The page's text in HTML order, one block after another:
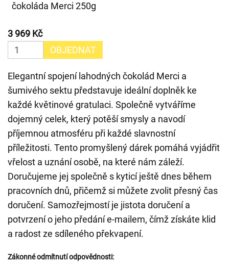
čokoláda Merci 250g
3 969 Kč
OBJEDNAT
Elegantní spojení lahodných čokolád Merci a
šumivého sektu představuje ideální doplněk ke
každé květinové gratulaci. Společně vytváříme
dojemný celek, který potěší smysly a navodí
příjemnou atmosféru při každé slavnostní
příležitosti. Tento promyšlený dárek pomáhá vyjádřit
vřelost a uznání osobě, na které nám záleží.
Doručujeme jej společně s kyticí ještě dnes během
pracovních dnů, přičemž si můžete zvolit přesný čas
doručení. Samozřejmostí je jistota doručení a
potvrzení o jeho předání e-mailem, čímž získáte klid
a radost ze sdíleného překvapení.
Zákonné odmítnutí odpovědnosti: